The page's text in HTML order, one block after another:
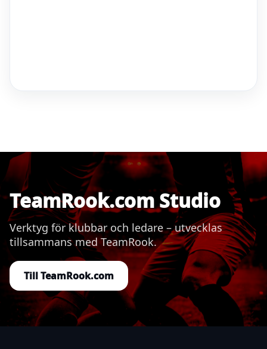
TeamRook.com Studio
Verktyg för klubbar och ledare – utvecklas
tillsammans med TeamRook.
Till TeamRook.com